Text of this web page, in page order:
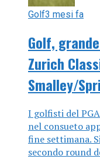
Golf3 mesi fa
Golf,
Zurich
Smalley/
I golfisti del
nel consueto
fine settimana.
secondo round